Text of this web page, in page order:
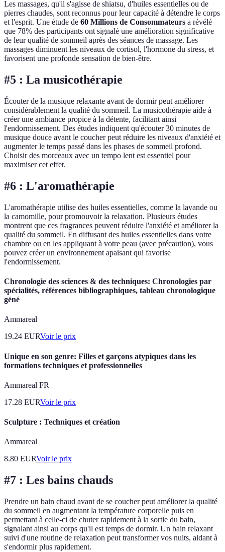
Les massages, qu'il s'agisse de shiatsu, d'huiles essentielles ou de
pierres chaudes, sont reconnus pour leur capacité à détendre le corps
et l'esprit. Une étude de 60 Millions de Consommateurs a révélé
que 78% des participants ont signalé une amélioration significative
de leur qualité de sommeil après des séances de massage. Les
massages diminuent les niveaux de cortisol, l'hormone du stress, et
favorisent une profonde sensation de bien-être.
#5 : La musicothérapie
Écouter de la musique relaxante avant de dormir peut améliorer
considérablement la qualité du sommeil. La musicothérapie aide à
créer une ambiance propice à la détente, facilitant ainsi
l'endormissement. Des études indiquent qu'écouter 30 minutes de
musique douce avant le coucher peut réduire les niveaux d'anxiété et
augmenter le temps passé dans les phases de sommeil profond.
Choisir des morceaux avec un tempo lent est essentiel pour
maximiser cet effet.
#6 : L'aromathérapie
L'aromathérapie utilise des huiles essentielles, comme la lavande ou
la camomille, pour promouvoir la relaxation. Plusieurs études
montrent que ces fragrances peuvent réduire l'anxiété et améliorer la
qualité du sommeil. En diffusant des huiles essentielles dans votre
chambre ou en les appliquant à votre peau (avec précaution), vous
pouvez créer un environnement apaisant qui favorise
l'endormissement.
Chronologie des sciences & des techniques: Chronologies par
spécialités, références bibliographiques, tableau chronologique
géné
Ammareal
19.24 EURVoir le prix
Unique en son genre: Filles et garçons atypiques dans les
formations techniques et professionnelles
Ammareal FR
17.28 EURVoir le prix
Sculpture : Techniques et création
Ammareal
8.80 EURVoir le prix
#7 : Les bains chauds
Prendre un bain chaud avant de se coucher peut améliorer la qualité
du sommeil en augmentant la température corporelle puis en
permettant à celle-ci de chuter rapidement à la sortie du bain,
signalant ainsi au corps qu'il est temps de dormir. Un bain relaxant
suivi d'une routine de relaxation peut transformer vos nuits, aidant à
s'endormir plus rapidement.